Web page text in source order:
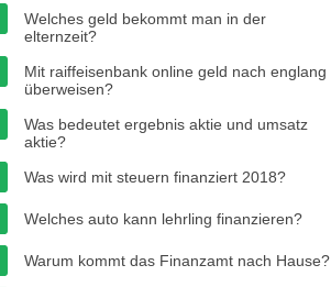
Welches geld bekommt man in der
elternzeit?
Mit raiffeisenbank online geld nach englang
überweisen?
Was bedeutet ergebnis aktie und umsatz
aktie?
Was wird mit steuern finanziert 2018?
Welches auto kann lehrling finanzieren?
Warum kommt das Finanzamt nach Hause?